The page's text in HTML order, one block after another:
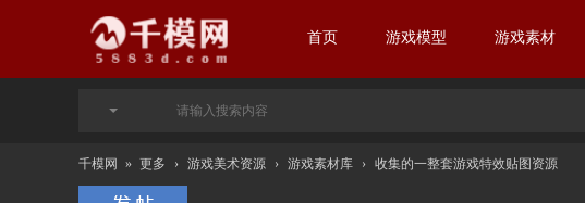
首页 游戏模型 游戏素材
千模网 » 更多 › 游戏美术资源 › 游戏素材库 › 收集的一整套游戏特效贴图资源